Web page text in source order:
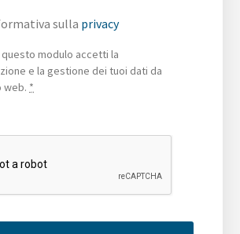
sulla privacy
modulo accetti la
e la gestione dei tuoi dati da
web. *